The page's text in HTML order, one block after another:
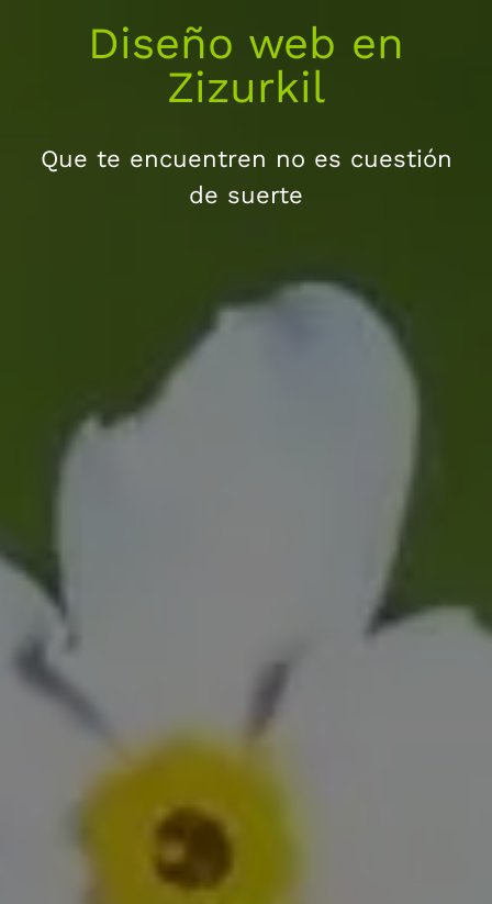
Diseño web en
Zizurkil
Que te encuentren no es cuestión
de suerte